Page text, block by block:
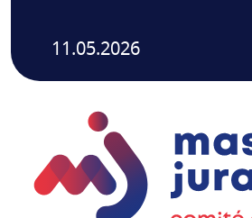
11.05.2026